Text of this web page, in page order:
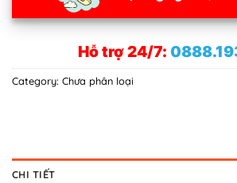
Hỗ trợ 24/7:
Category: Chưa phân loại
CHI TIẾT